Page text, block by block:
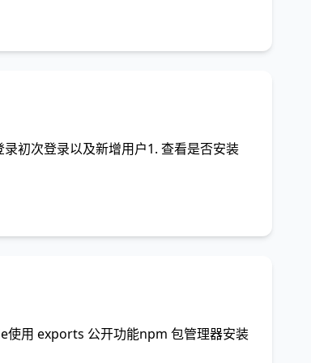
初次登录以及新增用户1. 查看是否安装
使用 exports 公开功能npm 包管理器安装